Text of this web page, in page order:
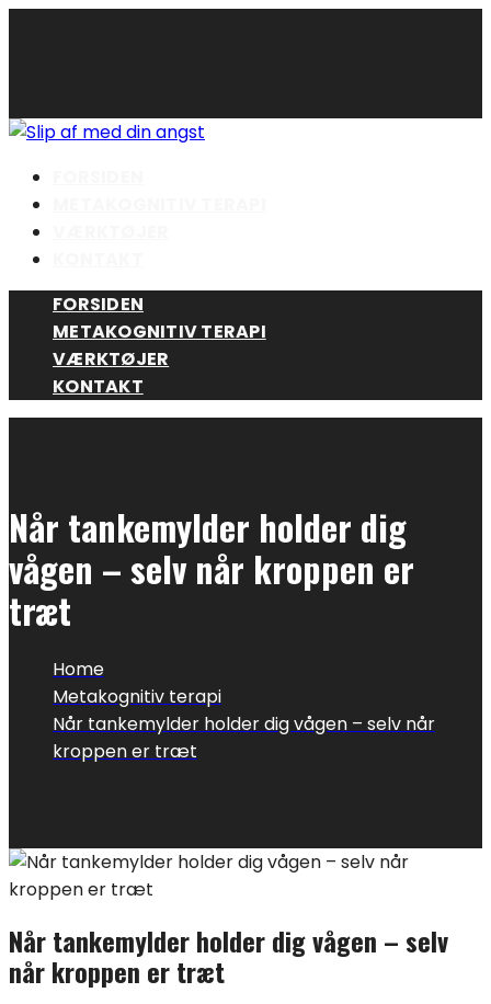
FORSIDEN
METAKOGNITIV TERAPI
VÆRKTØJER
KONTAKT
Når tankemylder holder dig
vågen – selv når kroppen er
træt
Home
Metakognitiv terapi
Når tankemylder holder dig vågen – selv når
kroppen er træt
Når tankemylder holder dig vågen – selv
når kroppen er træt